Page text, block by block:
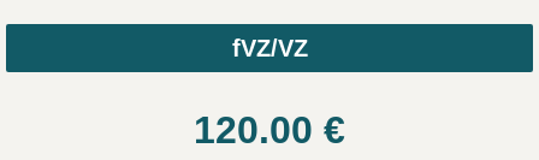
fVZ/VZ
120.00 €